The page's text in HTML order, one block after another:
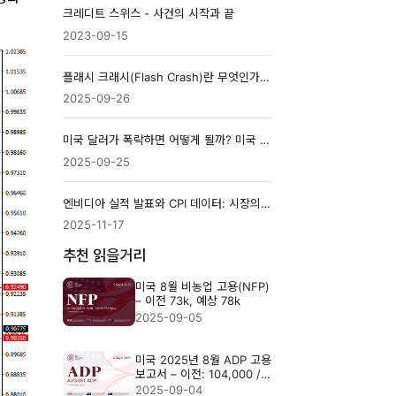
크레디트 스위스 - 사건의 시작과 끝
2023-09-15
플래시 크래시(Flash Crash)란 무엇인가? 원인, 사례, 핵심 정리
2025-09-26
미국 달러가 폭락하면 어떻게 될까? 미국 달러 붕괴를 간단하게 설명
2025-09-25
엔비디아 실적 발표와 CPI 데이터: 시장의 고위험 상황
2025-11-17
추천 읽을거리
미국 8월 비농업 고용(NFP)
– 이전 73k, 예상 78k
2025-09-05
미국 2025년 8월 ADP 고용
보고서 – 이전: 104,000 /
예상: 70,000
2025-09-04